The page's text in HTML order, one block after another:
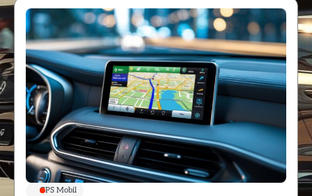
GPS Mobil